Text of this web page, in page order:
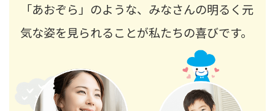
「あおぞら」のような、 みなさんの明るく元
気な姿を見られることが私たちの喜びです。